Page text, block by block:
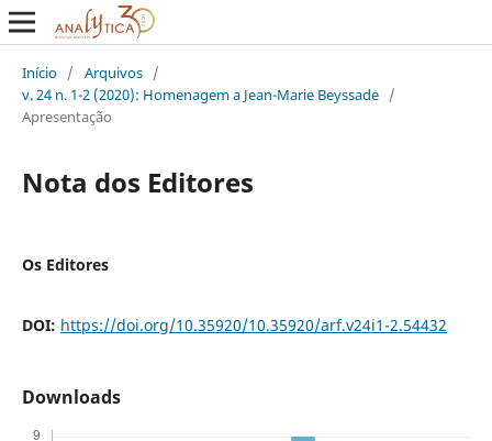
Início / Arquivos /
v. 24 n. 1-2 (2020): Homenagem a Jean-Marie Beyssade /
Apresentação
Nota dos Editores
Os Editores
DOI: https://doi.org/10.35920/10.35920/arf.v24i1-2.54432
Downloads